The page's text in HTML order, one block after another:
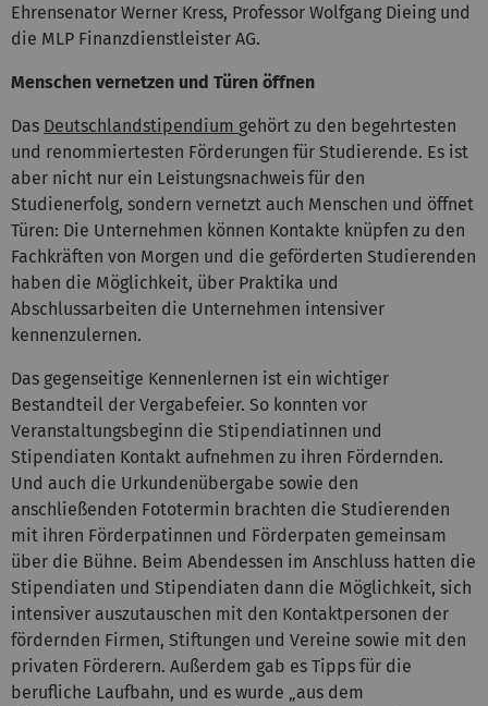
Ehrensenator Werner Kress, Professor Wolfgang Dieing und
die MLP Finanzdienstleister AG.
Menschen vernetzen und Türen öffnen
Das Deutschlandstipendium gehört zu den begehrtesten
und renommiertesten Förderungen für Studierende. Es ist
aber nicht nur ein Leistungsnachweis für den
Studienerfolg, sondern vernetzt auch Menschen und öffnet
Türen: Die Unternehmen können Kontakte knüpfen zu den
Fachkräften von Morgen und die geförderten Studierenden
haben die Möglichkeit, über Praktika und
Abschlussarbeiten die Unternehmen intensiver
kennenzulernen.
Das gegenseitige Kennenlernen ist ein wichtiger
Bestandteil der Vergabefeier. So konnten vor
Veranstaltungsbeginn die Stipendiatinnen und
Stipendiaten Kontakt aufnehmen zu ihren Fördernden.
Und auch die Urkundenübergabe sowie den
anschließenden Fototermin brachten die Studierenden
mit ihren Förderpatinnen und Förderpaten gemeinsam
über die Bühne. Beim Abendessen im Anschluss hatten die
Stipendiaten und Stipendiaten dann die Möglichkeit, sich
intensiver auszutauschen mit den Kontaktpersonen der
fördernden Firmen, Stiftungen und Vereine sowie mit den
privaten Förderern. Außerdem gab es Tipps für die
berufliche Laufbahn, und es wurde „aus dem